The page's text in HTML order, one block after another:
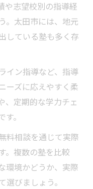
や志望校別の指導経
。太田市には、地元
している塾も多く存
イン指導など、指導
ーズに応えやすく柔
、定期的な学力チェ
。
料相談を通じて実際
。複数の塾を比較
環境かどうか、実際
びましょう。